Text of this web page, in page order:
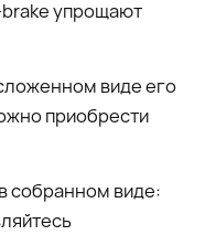
brake упрощают
виде его
приобрести
собранном виде: